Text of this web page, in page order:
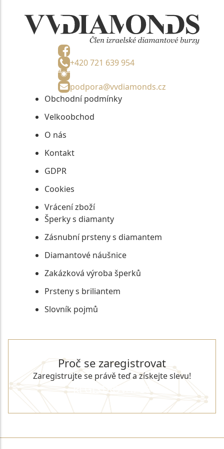
+420 721 639 954
podpora@vvdiamonds.cz
Obchodní podmínky
Velkoobchod
O nás
Kontakt
GDPR
Cookies
Vrácení zboží
Šperky s diamanty
Zásnubní prsteny s diamantem
Diamantové náušnice
Zakázková výroba šperků
Prsteny s briliantem
Slovník pojmů
Proč se zaregistrovat
Zaregistrujte se právě teď a získejte slevu!
REGISTROVAT SE